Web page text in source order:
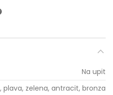
Na upit
plava, zelena, antracit, bronza